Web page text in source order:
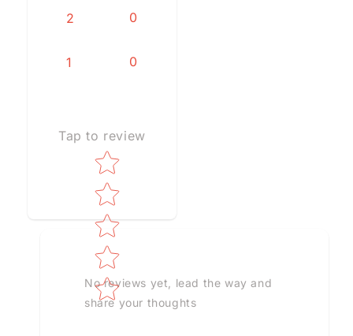
2 0
1 0
Tap to review
Star rating
No reviews yet, lead the way and
share your thoughts